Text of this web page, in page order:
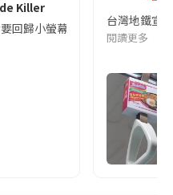
Killer
回歸小螢幕啦!這次的劇本改編
台灣地鐵宣
閱讀更多